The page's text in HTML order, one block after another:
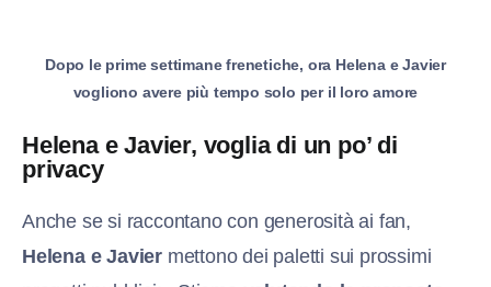
Dopo le prime settimane frenetiche, ora Helena e Javier
vogliono avere più tempo solo per il loro amore
Helena e Javier, voglia di un po’ di
privacy
Anche se si raccontano con generosità ai fan,
Helena e Javier mettono dei paletti sui prossimi